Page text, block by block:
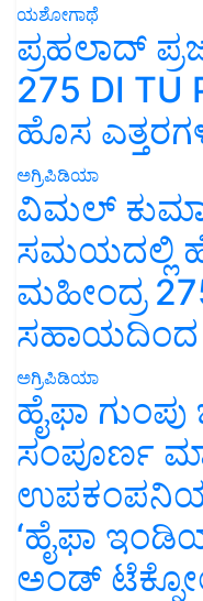
ಯಶೋಗಾಥೆ
ಪ್ರಹಲಾದ್
275 DI
ಹೊಸ
ಅಗ್ರಿಪಿಡಿಯಾ
ವಿಮಲ್
ಸಮಯದಲ್ಲಿ
ಮಹೀಂದ್ರ
ಸಹಾಯದಿಂದ
ಅಗ್ರಿಪಿಡಿಯಾ
ಹೈಫಾ
ಸಂಪೂರ್ಣ
‘ಹೈಫಾ
ಅಂಡ್